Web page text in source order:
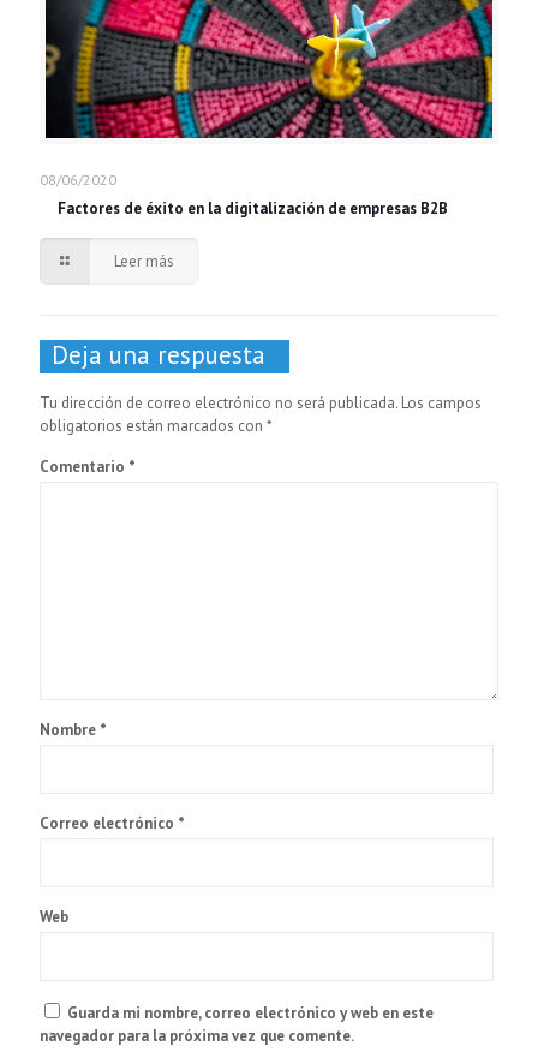
08/06/2020
Factores de éxito en la digitalización de empresas B2B
Leer más
Deja una respuesta
Tu dirección de correo electrónico no será publicada. Los campos
obligatorios están marcados con *
Comentario *
Nombre *
Correo electrónico *
Web
Guarda mi nombre, correo electrónico y web en este
navegador para la próxima vez que comente.